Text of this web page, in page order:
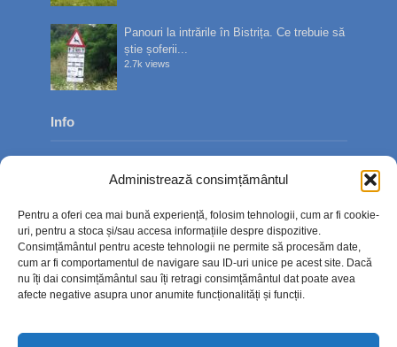
Administrează consimțământul
Pentru a oferi cea mai bună experiență, folosim tehnologii, cum ar fi cookie-
uri, pentru a stoca și/sau accesa informațiile despre dispozitive.
Consimțământul pentru aceste tehnologii ne permite să procesăm date,
cum ar fi comportamentul de navigare sau ID-uri unice pe acest site. Dacă
nu îți dai consimțământul sau îți retragi consimțământul dat poate avea
afecte negative asupra unor anumite funcționalități și funcții.
Panouri la intrările în Bistrița. Ce trebuie să
știe șoferii...
2.7k views
Info
Contact
Politica de confidențialitate
Politică cookie-uri (UE)